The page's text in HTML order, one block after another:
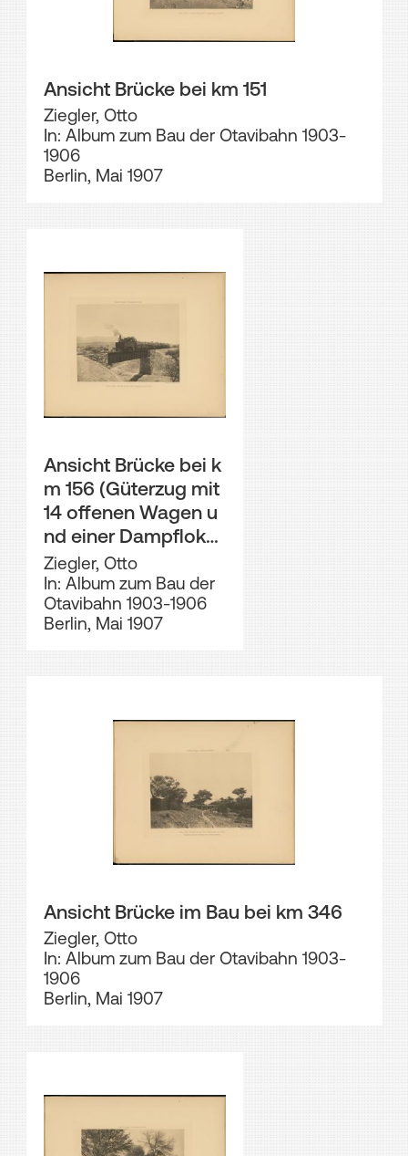
Ansicht Brücke bei km 151
Ziegler, Otto
In: Album zum Bau der Otavibahn 1903-
1906
Berlin, Mai 1907
Ansicht Brücke bei k
m 156 (Güterzug mit
14 offenen Wagen u
nd einer Dampfloko
motive)
Ziegler, Otto
In: Album zum Bau der
Otavibahn 1903-1906
Berlin, Mai 1907
Ansicht Brücke im Bau bei km 346
Ziegler, Otto
In: Album zum Bau der Otavibahn 1903-
1906
Berlin, Mai 1907